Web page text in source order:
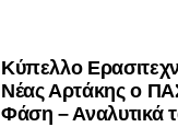
Kύπελλο
Nέας Αρτάκης ο
Φάση – Αναλυτικά